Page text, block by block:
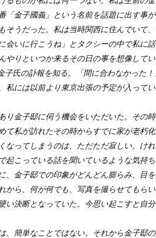
「金子國義」という名前を話題に出す事
うだった。私は当時関西に住んでいて
会いに行こうね」とタクシーの中で私に
やりといつか来るその日の事を想像してい
氏の訃報を知る。「間に合わなかった
私には以前より東京出張の予定が入って
金子邸に伺う機会をいただいた。その
て私が訪れたその時からすでに家が老朽
なってしまうのは、ただただ寂しい。け
起こっている話を聞いているような気持ち
金子邸での印象がどんどん膨らみ、目
から、何が何でも、写真を撮らせてもら
い決断となっていた。今思い起こすと自
簡単なことではない。それから金子邸